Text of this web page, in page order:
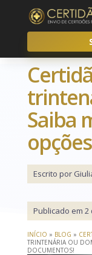
Saiba
Escrito por
Publicado em 2
INÍCIO » BLOG »
TRINTENÁRIA OU
DOCUMENTOS!